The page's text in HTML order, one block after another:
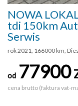
NOWA
tdi 150km
Serwis
rok 2021, 166000 km,
od 77900
cena brutto (faktura vat-